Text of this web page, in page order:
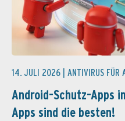
14. JULI 2026 | ANTIVIRUS FÜR
Android-Schutz-Apps
Apps sind die besten!